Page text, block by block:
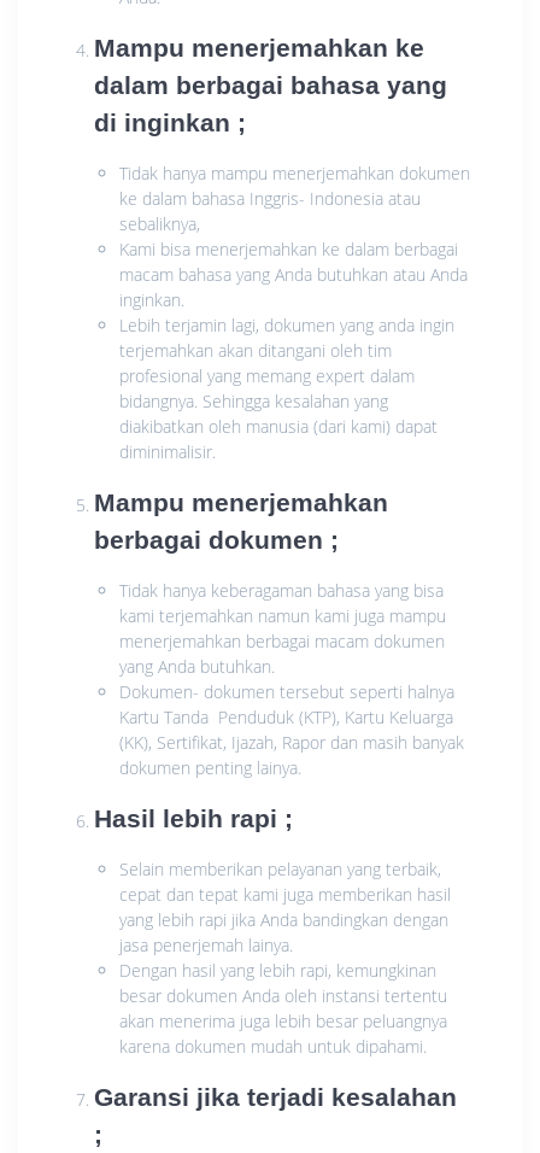
Mampu menerjemahkan ke
dalam berbagai bahasa yang
di inginkan ;
Tidak hanya mampu menerjemahkan dokumen
ke dalam bahasa Inggris- Indonesia atau
sebaliknya,
Kami bisa menerjemahkan ke dalam berbagai
macam bahasa yang Anda butuhkan atau Anda
inginkan.
Lebih terjamin lagi, dokumen yang anda ingin
terjemahkan akan ditangani oleh tim
profesional yang memang expert dalam
bidangnya. Sehingga kesalahan yang
diakibatkan oleh manusia (dari kami) dapat
diminimalisir.
Mampu menerjemahkan
berbagai dokumen ;
Tidak hanya keberagaman bahasa yang bisa
kami terjemahkan namun kami juga mampu
menerjemahkan berbagai macam dokumen
yang Anda butuhkan.
Dokumen- dokumen tersebut seperti halnya
Kartu Tanda Penduduk (KTP), Kartu Keluarga
(KK), Sertifikat, Ijazah, Rapor dan masih banyak
dokumen penting lainya.
Hasil lebih rapi ;
Selain memberikan pelayanan yang terbaik,
cepat dan tepat kami juga memberikan hasil
yang lebih rapi jika Anda bandingkan dengan
jasa penerjemah lainya.
Dengan hasil yang lebih rapi, kemungkinan
besar dokumen Anda oleh instansi tertentu
akan menerima juga lebih besar peluangnya
karena dokumen mudah untuk dipahami.
Garansi jika terjadi kesalahan
;